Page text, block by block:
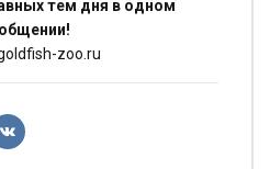
тем дня в одном
zoo.ru